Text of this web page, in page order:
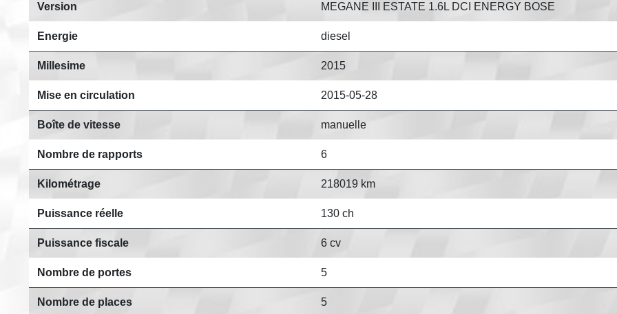
Version MEGANE III ESTATE 1.6L DCI ENERGY BOSE
Energie diesel
Millesime 2015
Mise en circulation 2015-05-28
Boîte de vitesse manuelle
Nombre de rapports 6
Kilométrage 218019 km
Puissance réelle 130 ch
Puissance fiscale 6 cv
Nombre de portes 5
Nombre de places 5